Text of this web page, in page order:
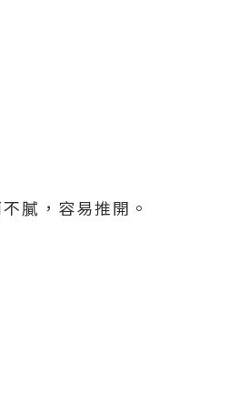
膩，容易推開。